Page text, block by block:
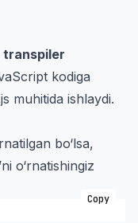
transpiler
kodiga
muhitida ishlaydi.
bo‘lsa,
o‘rnatishingiz
Copy